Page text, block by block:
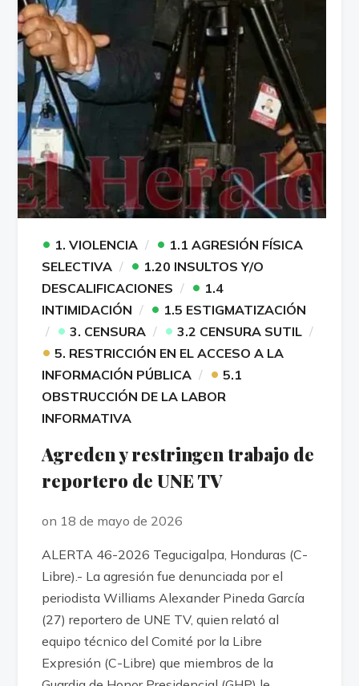
• 1. VIOLENCIA • 1.1 AGRESIÓN FÍSICA
SELECTIVA
• 1.20 INSULTOS Y/O
DESCALIFICACIONES
• 1.4
INTIMIDACIÓN
• 1.5 ESTIGMATIZACIÓN
• 3. CENSURA • 3.2 CENSURA SUTIL
• 5. RESTRICCIÓN EN EL ACCESO A LA
INFORMACIÓN PÚBLICA
• 5.1
OBSTRUCCIÓN DE LA LABOR
INFORMATIVA
Agreden y restringen trabajo de
reportero de UNE TV
on 18 de mayo de 2026
ALERTA 46-2026 Tegucigalpa, Honduras (C-
Libre).- La agresión fue denunciada por el
periodista Williams Alexander Pineda García
(27) reportero de UNE TV, quien relató al
equipo técnico del Comité por la Libre
Expresión (C-Libre) que miembros de la